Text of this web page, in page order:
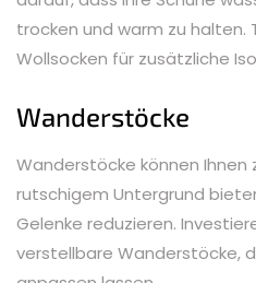
trocken und warm zu halten.
Wollsocken für zusätzliche
Wanderstöcke
Wanderstöcke können
rutschigem Untergrund
Gelenke reduzieren.
verstellbare Wanderstöcke,